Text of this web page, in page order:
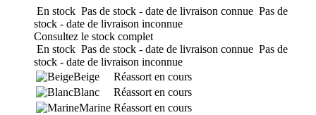
En stock Pas de stock - date de livraison connue Pas de
stock - date de livraison inconnue
Consultez le stock complet
En stock Pas de stock - date de livraison connue Pas de
stock - date de livraison inconnue
Beige
Réassort en cours
Blanc
Réassort en cours
Marine Réassort en cours